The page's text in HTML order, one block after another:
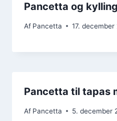
Pancetta og
Af Pancetta 17. december
Pancetta til tapas
Af Pancetta 5. december